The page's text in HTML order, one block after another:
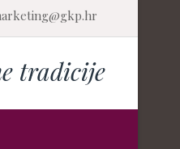
tradicije